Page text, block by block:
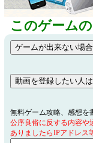
このゲーム
無料ゲーム攻略、感想を
公序良俗に反する内容や
ありましたらIPアドレス